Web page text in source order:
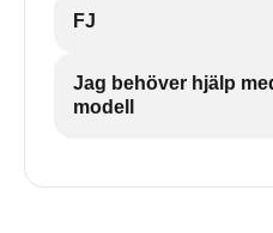
FJ
Jag behöver hjälp
modell